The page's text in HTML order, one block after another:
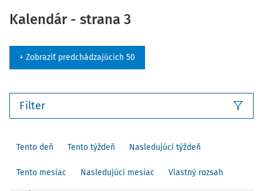
Kalendár - strana 3
+ Zobraziť predchádzajúcich 50
Filter
Tento deň Tento týždeň Nasledujúci týždeň
Tento mesiac Nasledujúci mesiac Vlastný rozsah